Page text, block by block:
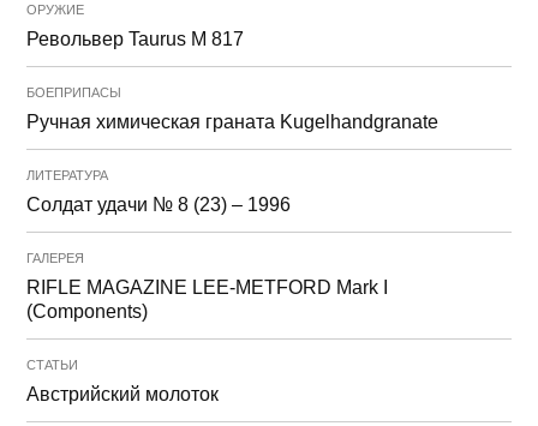
ОРУЖИЕ
Револьвер Taurus M 817
БОЕПРИПАСЫ
Ручная химическая граната Kugelhandgranate
ЛИТЕРАТУРА
Солдат удачи № 8 (23) – 1996
ГАЛЕРЕЯ
RIFLE MAGAZINE LEE-METFORD Mark I
(Components)
СТАТЬИ
Австрийский молоток